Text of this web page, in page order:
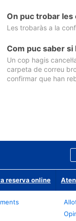
On puc trobar les
Les trobaràs a la
Com puc saber si
Un cop hagis
carpeta de correu
confirmar que han
reserva online